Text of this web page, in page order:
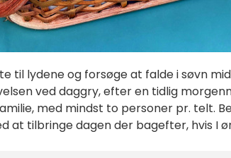
til lydene og forsøge at falde i søvn
ved daggry, efter en tidlig
med mindst to personer pr. telt.
at tilbringe dagen der bagefter, hvis I